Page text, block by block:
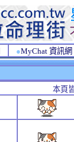
●MyChat 資訊網
本頁